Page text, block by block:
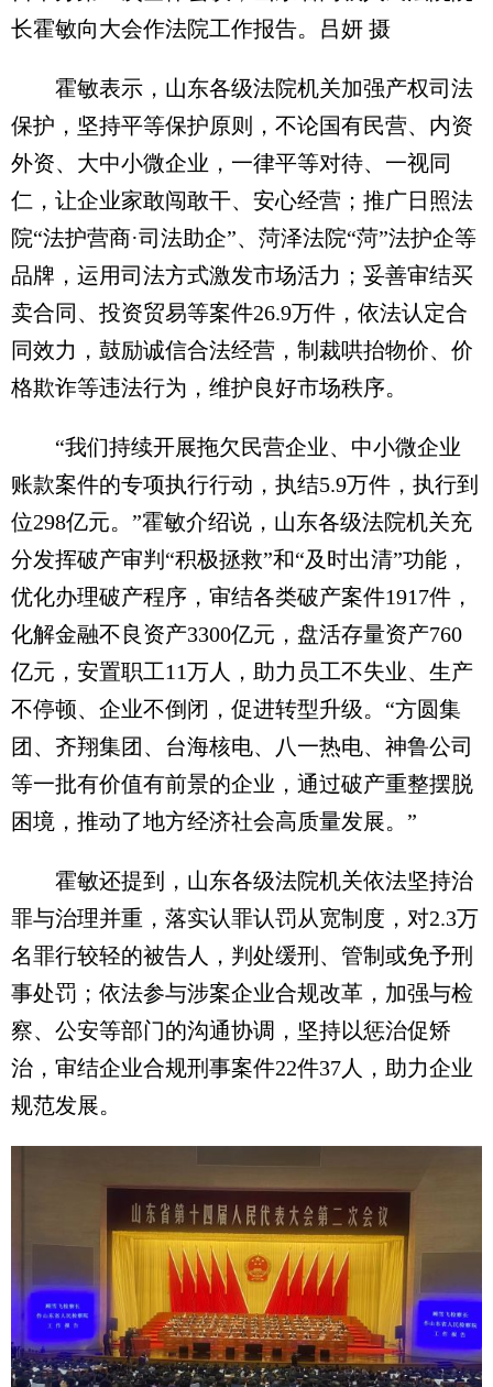
长霍敏向大会作法院工作报告。吕妍 摄
霍敏表示，山东各级法院机关加强产权司法
保护，坚持平等保护原则，不论国有民营、内资
外资、大中小微企业，一律平等对待、一视同
仁，让企业家敢闯敢干、安心经营；推广日照法
院“法护营商·司法助企”、菏泽法院“菏”法护企等
品牌，运用司法方式激发市场活力；妥善审结买
卖合同、投资贸易等案件26.9万件，依法认定合
同效力，鼓励诚信合法经营，制裁哄抬物价、价
格欺诈等违法行为，维护良好市场秩序。
“我们持续开展拖欠民营企业、中小微企业
账款案件的专项执行行动，执结5.9万件，执行到
位298亿元。”霍敏介绍说，山东各级法院机关充
分发挥破产审判“积极拯救”和“及时出清”功能，
优化办理破产程序，审结各类破产案件1917件，
化解金融不良资产3300亿元，盘活存量资产760
亿元，安置职工11万人，助力员工不失业、生产
不停顿、企业不倒闭，促进转型升级。“方圆集
团、齐翔集团、台海核电、八一热电、神鲁公司
等一批有价值有前景的企业，通过破产重整摆脱
困境，推动了地方经济社会高质量发展。”
霍敏还提到，山东各级法院机关依法坚持治
罪与治理并重，落实认罪认罚从宽制度，对2.3万
名罪行较轻的被告人，判处缓刑、管制或免予刑
事处罚；依法参与涉案企业合规改革，加强与检
察、公安等部门的沟通协调，坚持以惩治促矫
治，审结企业合规刑事案件22件37人，助力企业
规范发展。